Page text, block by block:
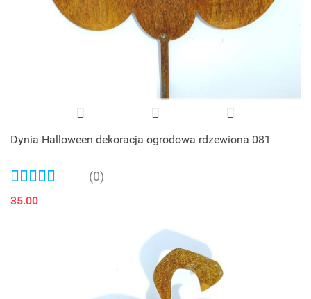
Dynia Halloween dekoracja ogrodowa rdzewiona 081
(0)
35.00